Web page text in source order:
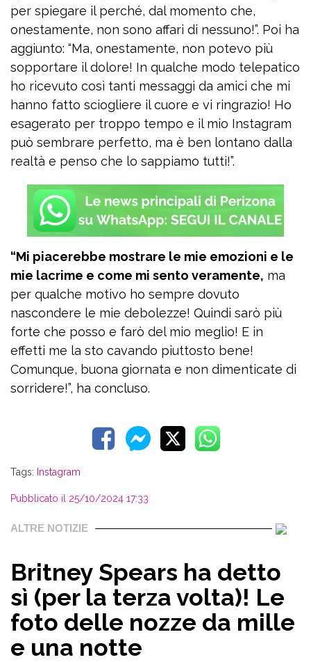
per spiegare il perché, dal momento che,
onestamente, non sono affari di nessuno!”. Poi ha
aggiunto: “Ma, onestamente, non potevo più
sopportare il dolore! In qualche modo telepatico
ho ricevuto così tanti messaggi da amici che mi
hanno fatto sciogliere il cuore e vi ringrazio! Ho
esagerato per troppo tempo e il mio Instagram
può sembrare perfetto, ma è ben lontano dalla
realtà e penso che lo sappiamo tutti!”.
“Mi piacerebbe mostrare le mie emozioni e le
mie lacrime e come mi sento veramente, ma
per qualche motivo ho sempre dovuto
nascondere le mie debolezze! Quindi sarò più
forte che posso e farò del mio meglio! E in
effetti me la sto cavando piuttosto bene!
Comunque, buona giornata e non dimenticate di
sorridere!”, ha concluso.
Tags: Instagram
Pubblicato il 25/10/2024 17:33
ALTRE NOTIZIE
Britney Spears ha detto
sì (per la terza volta)! Le
foto delle nozze da mille
e una notte